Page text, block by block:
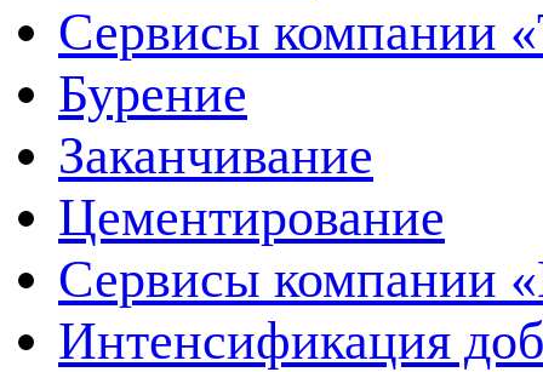
Сервисы компании
Бурение
Заканчивание
Цементирование
Сервисы компании
Интенсификация